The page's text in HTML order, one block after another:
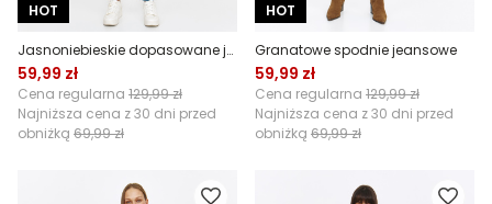
HOT
Jasnoniebieskie dopasowane jeansy
59,99 zł
Cena regularna 129,99 zł
Najniższa cena z 30 dni przed
obniżką 69,99 zł
HOT
Granatowe spodnie jeansowe
59,99 zł
Cena regularna 129,99 zł
Najniższa cena z 30 dni przed
obniżką 69,99 zł